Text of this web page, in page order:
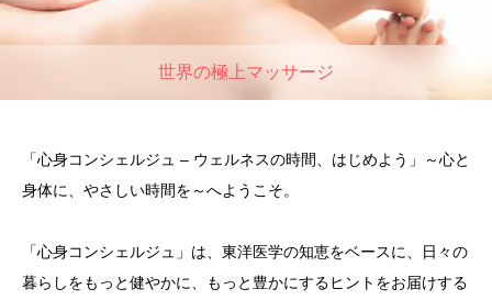
世界の極上マッサージ
「心身コンシェルジュ – ウェルネスの時間、はじめよう」～心と
身体に、やさしい時間を～へようこそ。
「心身コンシェルジュ」は、東洋医学の知恵をベースに、日々の
暮らしをもっと健やかに、もっと豊かにするヒントをお届けする